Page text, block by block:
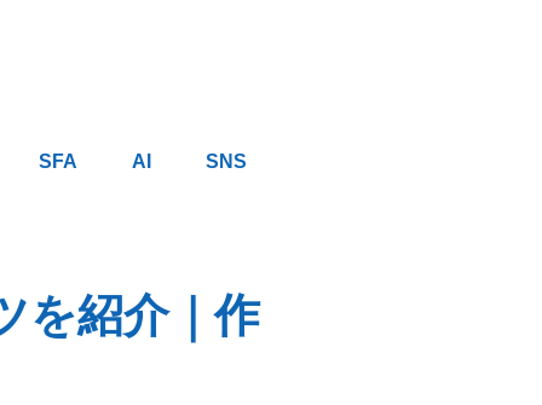
SFA AI SNS
を紹介｜作